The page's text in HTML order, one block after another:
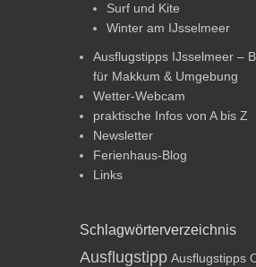
Surf und Kite
Winter am IJsselmeer
Ausflugstipps IJsselmeer –
für Makkum & Umgebung
Wetter-Webcam
praktische Infos von A bis Z
Newsletter
Ferienhaus-Blog
Links
Schlagwörterverzeichnis
Ausflugstipp Ausflugstipps